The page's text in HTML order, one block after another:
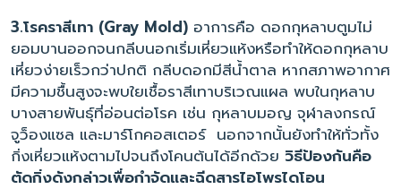
3.โรคราสีเทา (Gray Mold) อาการคือ ดอกกุหลาบตูมไม่
ยอมบานออกจนกลีบนอกเริ่มเหี่ยวแห้งหรือทำให้ดอกกุหลาบ
เหี่ยวง่ายเร็วกว่าปกติ กลีบดอกมีสีน้ำตาล หากสภาพอากาศ
มีความชื้นสูงจะพบใยเชื้อราสีเทาบริเวณแผล พบในกุหลาบ
บางสายพันธุ์ที่อ่อนต่อโรค เช่น กุหลาบมอญ จุฬาลงกรณ์
จูว็องแซล และมาร์โกคอสเตอร์ นอกจากนั้นยังทำให้ทั่วทั้ง
กิ่งเหี่ยวแห้งตามไปจนถึงโคนต้นได้อีกด้วย วิธีป้องกันคือ
ตัดกิ่งดังกล่าวเพื่อกำจัดและฉีดสารไอโพรไดโอน